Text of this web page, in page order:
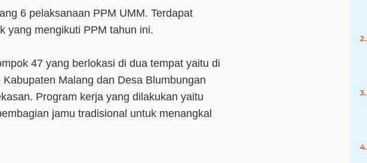
6 pelaksanaan PPM UMM. Terdapat
yang mengikuti PPM tahun ini.
47 yang berlokasi di dua tempat yaitu di
Malang dan Desa Blumbungan
Program kerja yang dilakukan yaitu
jamu tradisional untuk menangkal